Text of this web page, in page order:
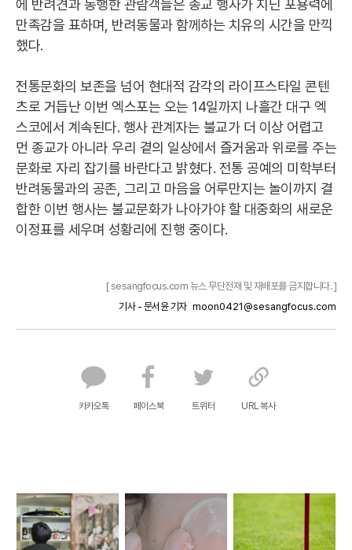
에 반려견과 동행한 관람객들은 종교 행사가 지닌 포용력에
만족감을 표하며, 반려동물과 함께하는 치유의 시간을 만끽
했다.
전통문화의 보존을 넘어 현대적 감각의 라이프스타일 콘텐
츠로 거듭난 이번 엑스포는 오는 14일까지 나흘간 대구 엑
스코에서 계속된다. 행사 관계자는 불교가 더 이상 어렵고
먼 종교가 아니라 우리 곁의 일상에서 즐거움과 위로를 주는
문화로 자리 잡기를 바란다고 밝혔다. 전통 공예의 미학부터
반려동물과의 공존, 그리고 마음을 어루만지는 놀이까지 결
합한 이번 행사는 불교문화가 나아가야 할 대중화의 새로운
이정표를 세우며 성황리에 진행 중이다.
[ sesangfocus.com 뉴스 무단전재 및 재배포를 금지합니다. ]
기사 - 문서윤 기자 moon0421@sesangfocus.com
카카오톡 페이스북 트위터 URL 복사